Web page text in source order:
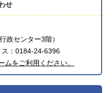
せ
政センター3階）
：0184-24-6396
ムをご利用ください。